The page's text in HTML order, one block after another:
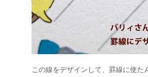
この線をデザインして、罫線に使た